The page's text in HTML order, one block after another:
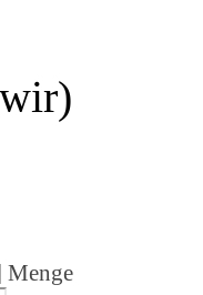
Menge